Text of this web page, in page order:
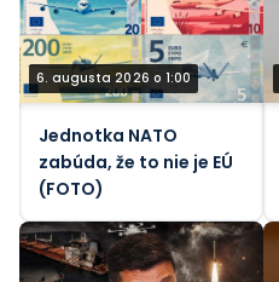
6. augusta 2026 o 1:00
Jednotka NATO
zabúda, že to nie je EÚ
(FOTO)